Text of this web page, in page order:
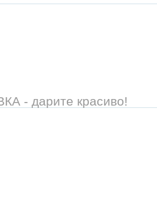
- дарите красиво!